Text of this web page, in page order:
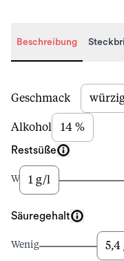
Beschreibung
Beschreibung
Geschmack
Alkohol 14 %
Restsüße
Wenig1 g/l
Säuregehalt
Wenig 5,4